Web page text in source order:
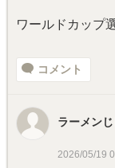
ワールドカップ
コメント
ラーメン
2026/05/19